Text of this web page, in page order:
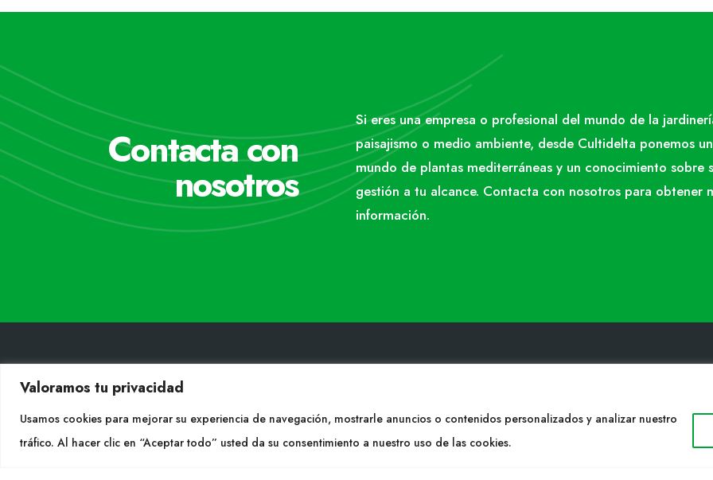
Valoramos tu privacidad
Usamos cookies para mejorar su experiencia de navegación, mostrarle anuncios o contenidos personalizados y analizar nuestro
tráfico. Al hacer clic en “Aceptar todo” usted da su consentimiento a nuestro uso de las cookies.
Contacta con
nosotros
Si eres una empresa o profesional del mundo de la
paisajismo o medio ambiente, desde Cultidelta ponemos un
mundo de plantas mediterráneas y un conocimiento sobre
gestión a tu alcance. Contacta con nosotros para obtener
información.
CONTACTO
Tel. +34 977053013
WEB